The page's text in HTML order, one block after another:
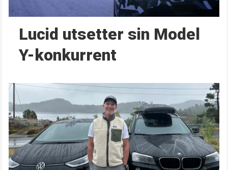
Lucid utsetter sin Model
Y-konkurrent